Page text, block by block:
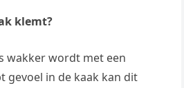
klemt?
wakker wordt met een
gevoel in de kaak kan dit